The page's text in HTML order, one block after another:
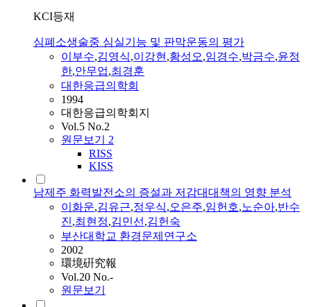
KCI등재
심폐소생술중 심실기능 및 판막운동의 평가
이부수,김영식,이강현,황성오,임경수,박금수,윤정
한,안무업,최경훈
대한응급의학회
1994
대한응급의학회지
Vol.5 No.2
원문보기 2
RISS
KISS
남제주 화력발전소의 증설과 저감대대책의 영향 분석
이화운,김유근,정우식,오은주,임헌호,노순아,반수
진,최현정,김민선,김헌숙
부산대학교 환경문제연구소
2002
環境硏究報
Vol.20 No.-
원문보기